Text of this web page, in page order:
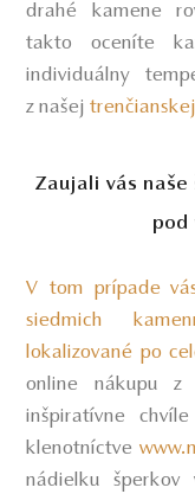
drahé kamene
takto oceníte
individuálny
z našej
Zaujali vás
pod
V tom prípade
siedmich
lokalizované po
online nákupu z
inšpiratívne
klenotníctve
nádielku šperkov